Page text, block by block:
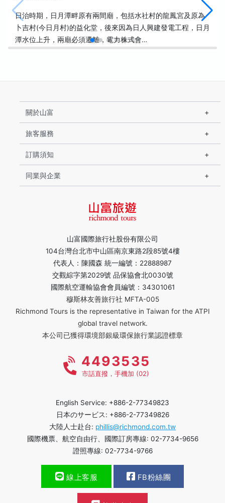
日治時期，日月潭畔原有兩間廟，包括水社村的龍鳳宮及原為
卜吉村(今日月村)的益化堂，後來因為日人興建發電工程，日月
潭水位上升，兩廟必須遷離，電力株式會…
山富國際旅行社股份有限公司
104台灣台北市中山區南京東路2段85號4樓
代表人：陳國森 統一編號：22888987
交觀綜字第2029號 品保協會北0030號
國際航空運輸協會會員編號：34301061
穆斯林友善旅行社 MFTA-005
Richmond Tours is the representative in Taiwan for the ATPI
global travel network.
本公司已獲得環境部銀級環保旅行業認證標章
關於山富
旅客服務
訂購須知
同業與企業
4493535
市話直撥，手機加 (02)
English Service: +886-2-77349823
日本のサービス: +886-2-77349826
大陸人士赴台: phillis@richmond.com.tw
國際機票、航空自由行、國際訂房專線: 02-7734-9656
證照專線: 02-7734-9766
線上客服 FB粉絲團